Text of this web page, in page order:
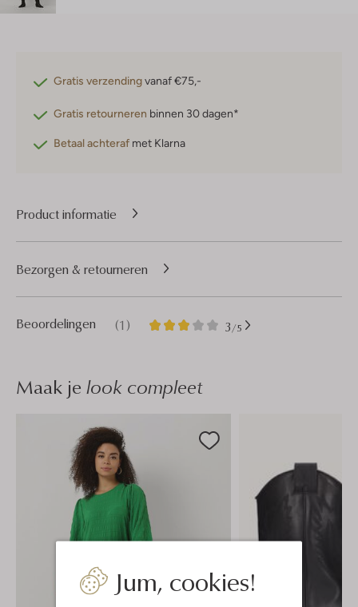
Jum, cookies!
Gratis verzendingvanaf €75,-
Gratis retourneren binnen 30 dagen*
Betaal achteraf met Klarna
Product informatie
Beoordelingen (1) 3/5
1
3
Bezorgen & retourneren
Maak je look compleet